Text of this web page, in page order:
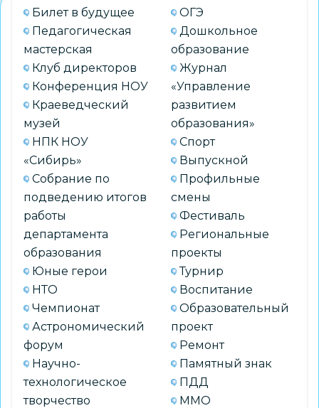
Билет в будущее
Педагогическая
мастерская
Клуб директоров
Конференция НОУ
Краеведческий
музей
НПК НОУ
«Сибирь»
Собрание по
подведению итогов
работы
департамента
образования
Юные герои
НТО
Чемпионат
Астрономический
форум
Научно-
технологическое
творчество
ОГЭ
Дошкольное
образование
Журнал
«Управление
развитием
образования»
Спорт
Выпускной
Профильные
смены
Фестиваль
Региональные
проекты
Турнир
Воспитание
Образовательный
проект
Ремонт
Памятный знак
ПДД
ММО